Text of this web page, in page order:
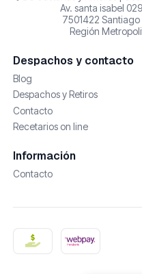
Av. santa isabel
7501422
Región
Despachos y contacto
Blog
Despachos y Retiros
Contacto
Recetarios on line
Información
Contacto